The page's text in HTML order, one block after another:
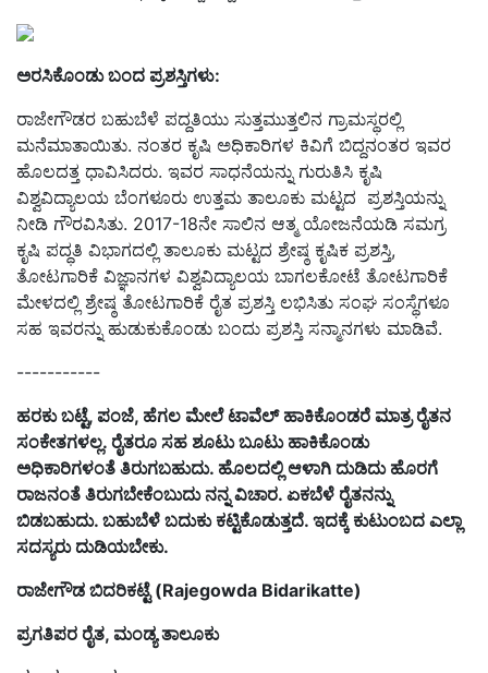
ಅರಸಿಕೊಂಡು ಬಂದ ಪ್ರಶಸ್ತಿಗಳು:
ರಾಜೇಗೌಡರ ಬಹುಬೆಳೆ ಪದ್ದತಿಯು ಸುತ್ತಮುತ್ತಲಿನ ಗ್ರಾಮಸ್ಥರಲ್ಲಿ
ಮನೆಮಾತಾಯಿತು. ನಂತರ ಕೃಷಿ ಅಧಿಕಾರಿಗಳ ಕಿವಿಗೆ ಬಿದ್ದನಂತರ ಇವರ
ಹೊಲದತ್ತ ಧಾವಿಸಿದರು. ಇವರ ಸಾಧನೆಯನ್ನು ಗುರುತಿಸಿ ಕೃಷಿ
ವಿಶ್ವವಿದ್ಯಾಲಯ ಬೆಂಗಳೂರು ಉತ್ತಮ ತಾಲೂಕು ಮಟ್ಟದ ಪ್ರಶಸ್ತಿಯನ್ನು
ನೀಡಿ ಗೌರವಿಸಿತು. 2017-18ನೇ ಸಾಲಿನ ಆತ್ಮ ಯೋಜನೆಯಡಿ ಸಮಗ್ರ
ಕೃಷಿ ಪದ್ಧತಿ ವಿಭಾಗದಲ್ಲಿ ತಾಲೂಕು ಮಟ್ಟದ ಶ್ರೇಷ್ಠ ಕೃಷಿಕ ಪ್ರಶಸ್ತಿ,
ತೋಟಗಾರಿಕೆ ವಿಜ್ಞಾನಗಳ ವಿಶ್ವವಿದ್ಯಾಲಯ ಬಾಗಲಕೋಟೆ ತೋಟಗಾರಿಕೆ
ಮೇಳದಲ್ಲಿ ಶ್ರೇಷ್ಠ ತೋಟಗಾರಿಕೆ ರೈತ ಪ್ರಶಸ್ತಿ ಲಭಿಸಿತು ಸಂಘ ಸಂಸ್ಥೆಗಳೂ
ಸಹ ಇವರನ್ನು ಹುಡುಕುಕೊಂಡು ಬಂದು ಪ್ರಶಸ್ತಿ ಸನ್ಮಾನಗಳು ಮಾಡಿವೆ.
-----------
ಹರಕು ಬಟ್ಟೆ, ಪಂಜೆ, ಹೆಗಲ ಮೇಲೆ ಟಾವೆಲ್ ಹಾಕಿಕೊಂಡರೆ ಮಾತ್ರ ರೈತನ
ಸಂಕೇತಗಳಲ್ಲ. ರೈತರೂ ಸಹ ಶೂಟು ಬೂಟು ಹಾಕಿಕೊಂಡು
ಅಧಿಕಾರಿಗಳಂತೆ ತಿರುಗಬಹುದು. ಹೊಲದಲ್ಲಿ ಆಳಾಗಿ ದುಡಿದು ಹೊರಗೆ
ರಾಜನಂತೆ ತಿರುಗಬೇಕೆಂಬುದು ನನ್ನ ವಿಚಾರ. ಏಕಬೆಳೆ ರೈತನನ್ನು
ಬಿಡಬಹುದು. ಬಹುಬೆಳೆ ಬದುಕು ಕಟ್ಟಿಕೊಡುತ್ತದೆ. ಇದಕ್ಕೆ ಕುಟುಂಬದ ಎಲ್ಲಾ
ಸದಸ್ಯರು ದುಡಿಯಬೇಕು.
ರಾಜೇಗೌಡ ಬಿದರಿಕಟ್ಟೆ (Rajegowda Bidarikatte)
ಪ್ರಗತಿಪರ ರೈತ, ಮಂಡ್ಯ ತಾಲೂಕು